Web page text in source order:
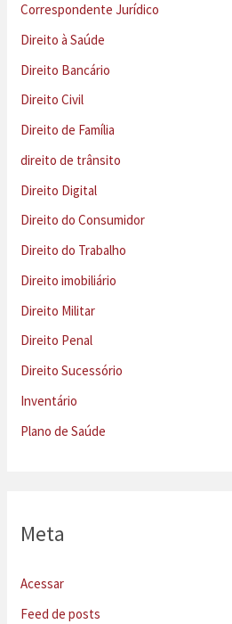
Correspondente Jurídico
Direito à Saúde
Direito Bancário
Direito Civil
Direito de Família
direito de trânsito
Direito Digital
Direito do Consumidor
Direito do Trabalho
Direito imobiliário
Direito Militar
Direito Penal
Direito Sucessório
Inventário
Plano de Saúde
Meta
Acessar
Feed de posts